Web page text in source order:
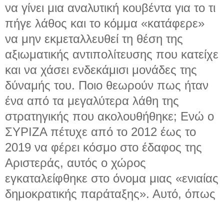
να γίνει μια αναλυτική κουβέντα για το τι
πήγε λάθος και το κόμμα «κατάφερε»
να μην εκμεταλλευθεί τη θέση της
αξιωματικής αντιπολίτευσης που κατείχε
και να χάσει ενδεκάμισι μονάδες της
δύναμής του. Ποιο θεωρούν πως ήταν
ένα από τα μεγαλύτερα λάθη της
στρατηγικής που ακολουθήθηκε; Ενώ ο
ΣΥΡΙΖΑ πέτυχε από το 2012 έως το
2019 να φέρει κόσμο στο έδαφος της
Αριστεράς, αυτός ο χώρος
εγκαταλείφθηκε στο όνομα μιας «ενιαίας
δημοκρατικής παράταξης». Αυτό, όπως